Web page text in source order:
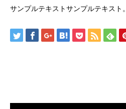
サンプルテキストサンプルテキスト。